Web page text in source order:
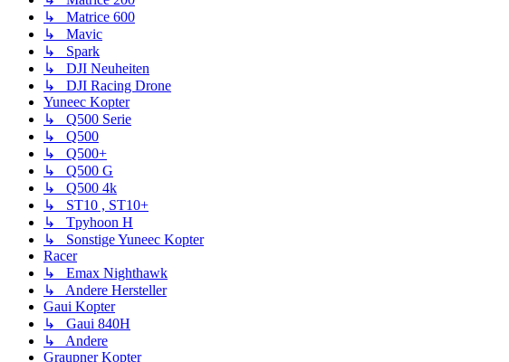
↳ Matrice 600
↳ Mavic
↳ Spark
↳ DJI Neuheiten
↳ DJI Racing Drone
Yuneec Kopter
↳ Q500 Serie
↳ Q500
↳ Q500+
↳ Q500 G
↳ Q500 4k
↳ ST10 , ST10+
↳ Tpyhoon H
↳ Sonstige Yuneec Kopter
Racer
↳ Emax Nighthawk
↳ Andere Hersteller
Gaui Kopter
↳ Gaui 840H
↳ Andere
Graupner Kopter